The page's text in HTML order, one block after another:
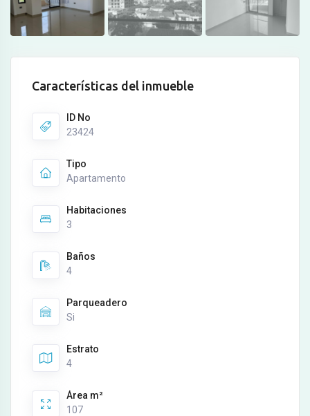
Características del inmueble
ID No
23424
Tipo
Apartamento
Habitaciones
3
Baños
4
Parqueadero
Si
Estrato
4
Área m²
107